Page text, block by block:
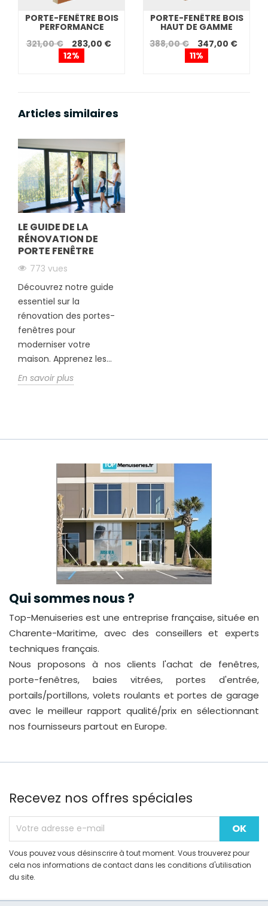
PORTE-FENÊTRE BOIS
PERFORMANCE
321,00 €
283,00 €
12%
PORTE-FENÊTRE BOIS
HAUT DE GAMME
388,00 €
347,00 €
11%
Articles similaires
LE GUIDE DE LA
RÉNOVATION DE
PORTE FENÊTRE
773 vues
Découvrez notre guide
essentiel sur la
rénovation des portes-
fenêtres pour
moderniser votre
maison. Apprenez les...
En savoir plus
Qui sommes nous ?
Top-Menuiseries est une entreprise française, située en
Charente-Maritime, avec des conseillers et experts
techniques français.
Nous proposons à nos clients l'achat de fenêtres,
porte-fenêtres, baies vitrées, portes d'entrée,
portails/portillons, volets roulants et portes de garage
avec le meilleur rapport qualité/prix en sélectionnant
nos fournisseurs partout en Europe.
Recevez nos offres spéciales
Vous pouvez vous désinscrire à tout moment. Vous trouverez pour
cela nos informations de contact dans les conditions d'utilisation
du site.